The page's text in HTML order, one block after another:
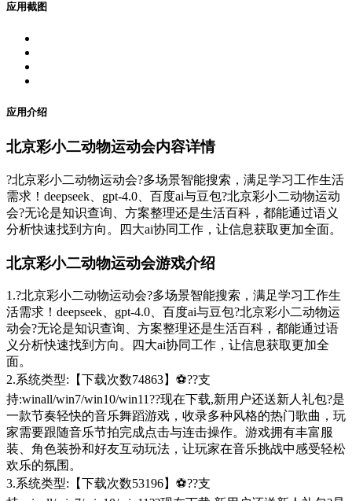
应用截图
应用介绍
北京彩小二动物运动会内容详情
?北京彩小二动物运动会?多场景智能搜索，满足学习工作生活
需求！deepseek、gpt-4.0、百度ai与豆包?北京彩小二动物运动
会?无论是知识查询、方案整理还是生活百科，都能通过语义
分析快速找到方向。四大ai协同工作，让信息获取更加全面。
北京彩小二动物运动会游戏介绍
1.?北京彩小二动物运动会?多场景智能搜索，满足学习工作生
活需求！deepseek、gpt-4.0、百度ai与豆包?北京彩小二动物运
动会?无论是知识查询、方案整理还是生活百科，都能通过语
义分析快速找到方向。四大ai协同工作，让信息获取更加全
面。
2.系统类型:【下载次数74863】⚽??支
持:winall/win7/win10/win11??现在下载,新用户还送新人礼包?是
一款节奏轻快的音乐舞蹈游戏，收录多种风格的热门歌曲，玩
家需要跟随音乐节拍完成点击与连击操作。游戏拥有丰富服
装、角色装扮和好友互动玩法，让玩家在音乐挑战中感受轻松
欢乐的氛围。
3.系统类型:【下载次数53196】⚽??支